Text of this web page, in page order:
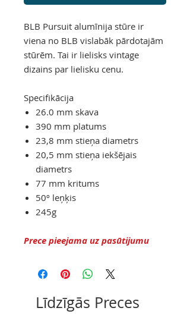
BLB Pursuit alumīnija stūre ir
viena no BLB vislabāk pārdotajām
stūrēm. Tai ir lielisks vintage
dizains par lielisku cenu.
Specifikācija
26.0 mm skava
390 mm platums
23,8 mm stieņa diametrs
20,5 mm stieņa iekšējais
diametrs
77 mm kritums
50º leņķis
245g
Prece pieejama uz pasūtijumu
Līdzīgās Preces